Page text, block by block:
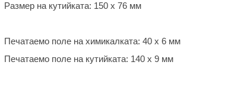
Размер на кутийката: 150 х 76 мм
Печатаемо поле на химикалката: 40 х 6 мм
Печатаемо поле на кутийката: 140 х 9 мм